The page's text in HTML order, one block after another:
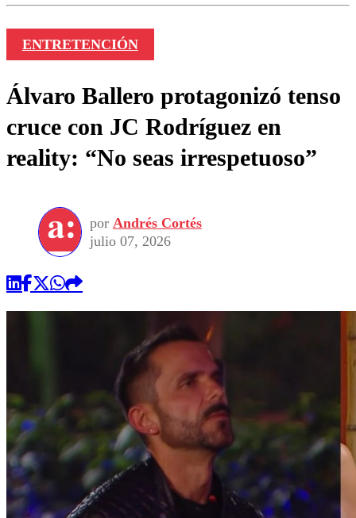
ENTRETENCIÓN
Álvaro Ballero protagonizó tenso
cruce con JC Rodríguez en
reality: “No seas irrespetuoso”
por Andrés Cortés
julio 07, 2026